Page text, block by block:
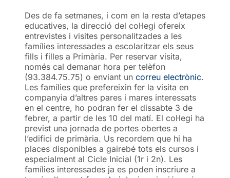
Des de fa setmanes, i com en la resta d’etapes
educatives, la direcció del col·legi ofereix
entrevistes i visites personalitzades a les
famílies interessades a escolaritzar els seus
fills i filles a Primària. Per reservar visita,
només cal demanar hora per telèfon
(93.384.75.75) o enviant un correu electrònic.
Les famílies que prefereixin fer la visita en
companyia d’altres pares i mares interessats
en el centre, ho podran fer el dissabte 3 de
febrer, a partir de les 10 del matí. El col·legi ha
previst una jornada de portes obertes a
l’edifici de primària. Us recordem que hi ha
places disponibles a gairebé tots els cursos i
especialment al Cicle Inicial (1r i 2n). Les
famílies interessades ja es poden inscriure a